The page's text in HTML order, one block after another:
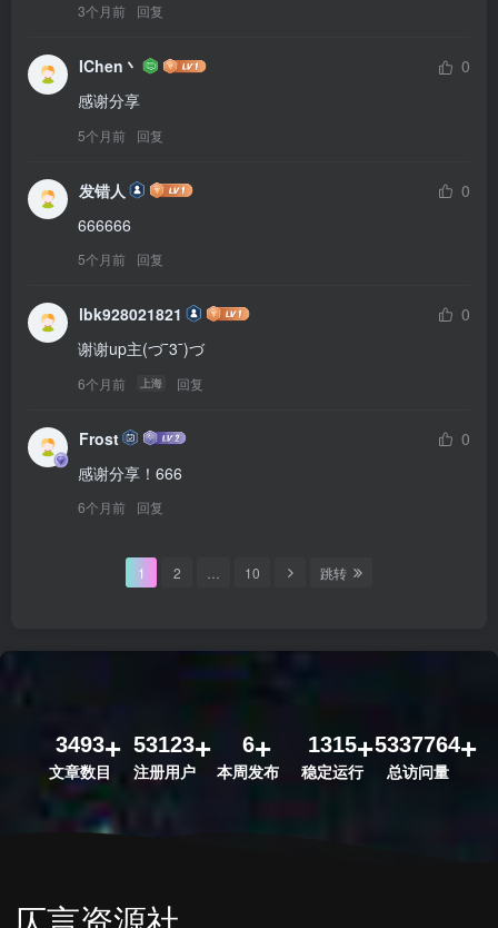
3个月前 回复
IChen丶
0
感谢分享
5个月前 回复
发错人
0
666666
5个月前 回复
lbk928021821
0
谢谢up主(づ¯3¯)づ
6个月前 上海 回复
Frost
0
感谢分享！666
6个月前 回复
1 2 10 跳转
3493
文章数目
53123
注册用户
6
本周发布
1315
稳定运行
5337764
总访问量